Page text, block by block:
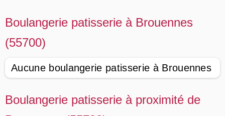
Boulangerie patisserie à Brouennes
(55700)
Aucune boulangerie patisserie à Brouennes
Boulangerie patisserie à proximité de